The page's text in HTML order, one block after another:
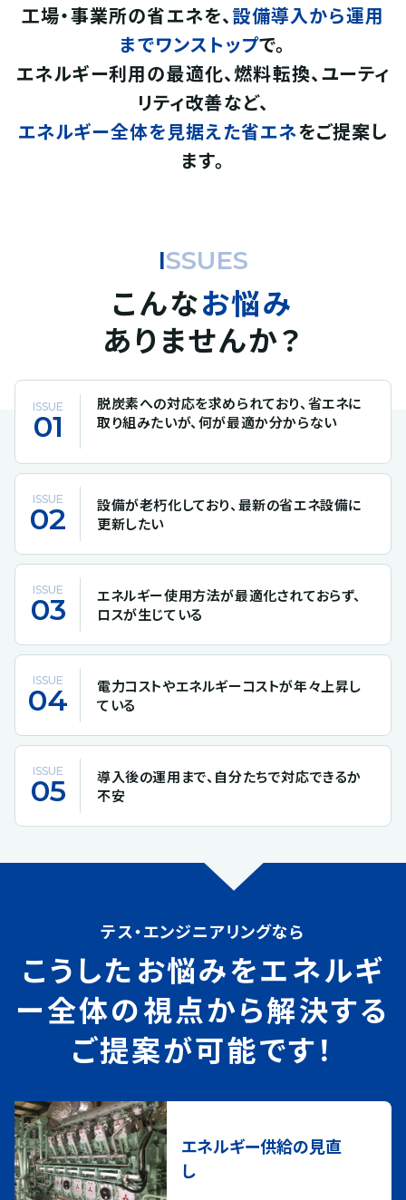
工場・事業所の省エネを、設備導入から運用
までワンストップで。
エネルギー利用の最適化、燃料転換、ユーティ
リティ改善など、
エネルギー全体を見据えた省エネをご提案し
ます。
ISSUES
こんなお悩み
ありませんか？
ISSUE
01
脱炭素への対応を求められており、省エネに
取り組みたいが、何が最適か分からない
ISSUE
02
設備が老朽化しており、最新の省エネ設備に
更新したい
ISSUE
03
エネルギー使用方法が最適化されておらず、
ロスが生じている
ISSUE
04
電力コストやエネルギーコストが年々上昇し
ている
ISSUE
05
導入後の運用まで、自分たちで対応できるか
不安
テス・エンジニアリングなら
こうしたお悩みをエネルギ
ー全体の視点から解決する
ご提案が可能です！
エネルギー供給の見直
し